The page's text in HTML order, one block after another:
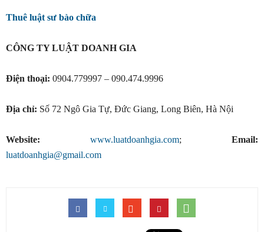
Thuê luật sư bào chữa
CÔNG TY LUẬT DOANH GIA
Điện thoại: 0904.779997 – 090.474.9996
Địa chỉ: Số 72 Ngô Gia Tự, Đức Giang, Long Biên, Hà Nội
Website: www.luatdoanhgia.com; Email:
luatdoanhgia@gmail.com